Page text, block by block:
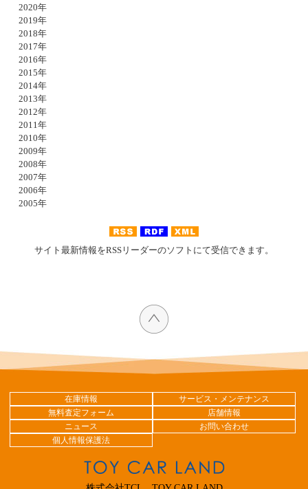
2020年
2019年
2018年
2017年
2016年
2015年
2014年
2013年
2012年
2011年
2010年
2009年
2008年
2007年
2006年
2005年
サイト最新情報をRSSリーダーのソフトにて受信できます。
在庫情報
サービス・メンテナンス
無料査定フォーム
店舗情報
ニュース
お問い合わせ
個人情報保護法